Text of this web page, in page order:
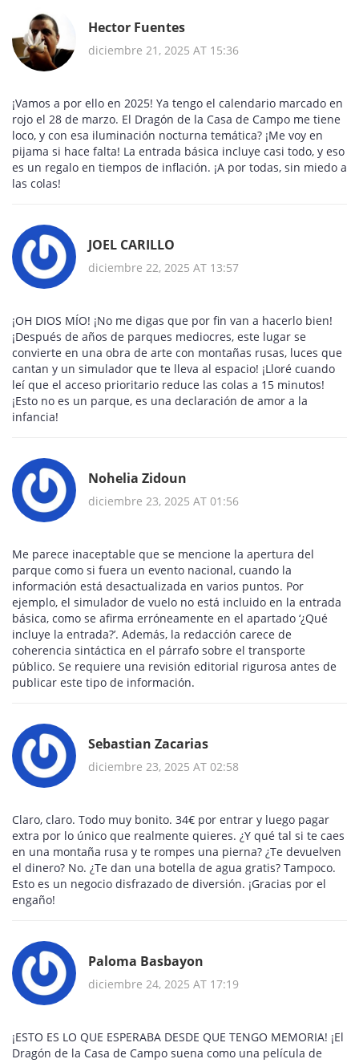
Hector Fuentes
diciembre 21, 2025 AT 15:36
¡Vamos a por ello en 2025! Ya tengo el calendario marcado en
rojo el 28 de marzo. El Dragón de la Casa de Campo me tiene
loco, y con esa iluminación nocturna temática? ¡Me voy en
pijama si hace falta! La entrada básica incluye casi todo, y eso
es un regalo en tiempos de inflación. ¡A por todas, sin miedo a
las colas!
JOEL CARILLO
diciembre 22, 2025 AT 13:57
¡OH DIOS MÍO! ¡No me digas que por fin van a hacerlo bien!
¡Después de años de parques mediocres, este lugar se
convierte en una obra de arte con montañas rusas, luces que
cantan y un simulador que te lleva al espacio! ¡Lloré cuando
leí que el acceso prioritario reduce las colas a 15 minutos!
¡Esto no es un parque, es una declaración de amor a la
infancia!
Nohelia Zidoun
diciembre 23, 2025 AT 01:56
Me parece inaceptable que se mencione la apertura del
parque como si fuera un evento nacional, cuando la
información está desactualizada en varios puntos. Por
ejemplo, el simulador de vuelo no está incluido en la entrada
básica, como se afirma erróneamente en el apartado ‘¿Qué
incluye la entrada?’. Además, la redacción carece de
coherencia sintáctica en el párrafo sobre el transporte
público. Se requiere una revisión editorial rigurosa antes de
publicar este tipo de información.
Sebastian Zacarias
diciembre 23, 2025 AT 02:58
Claro, claro. Todo muy bonito. 34€ por entrar y luego pagar
extra por lo único que realmente quieres. ¿Y qué tal si te caes
en una montaña rusa y te rompes una pierna? ¿Te devuelven
el dinero? No. ¿Te dan una botella de agua gratis? Tampoco.
Esto es un negocio disfrazado de diversión. ¡Gracias por el
engaño!
Paloma Basbayon
diciembre 24, 2025 AT 17:19
¡ESTO ES LO QUE ESPERABA DESDE QUE TENGO MEMORIA! ¡El
Dragón de la Casa de Campo suena como una película de